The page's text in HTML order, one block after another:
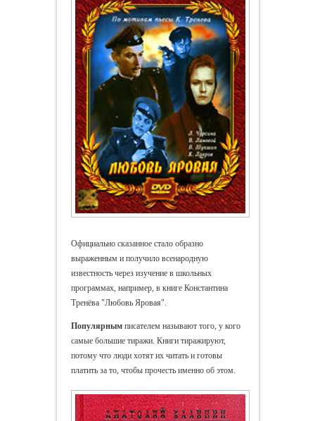
Официально сказанное стало образно
выраженным и получило всенародную
известность через изучение в школьных
программах, например, в книге Константина
Тренёва "Любовь Яровая".
Популярнымписателем называют того, у кого
самые большие тиражи. Книги тиражируют,
потому что люди хотят их читать и готовы
платить за то, чтобы прочесть именно об этом.